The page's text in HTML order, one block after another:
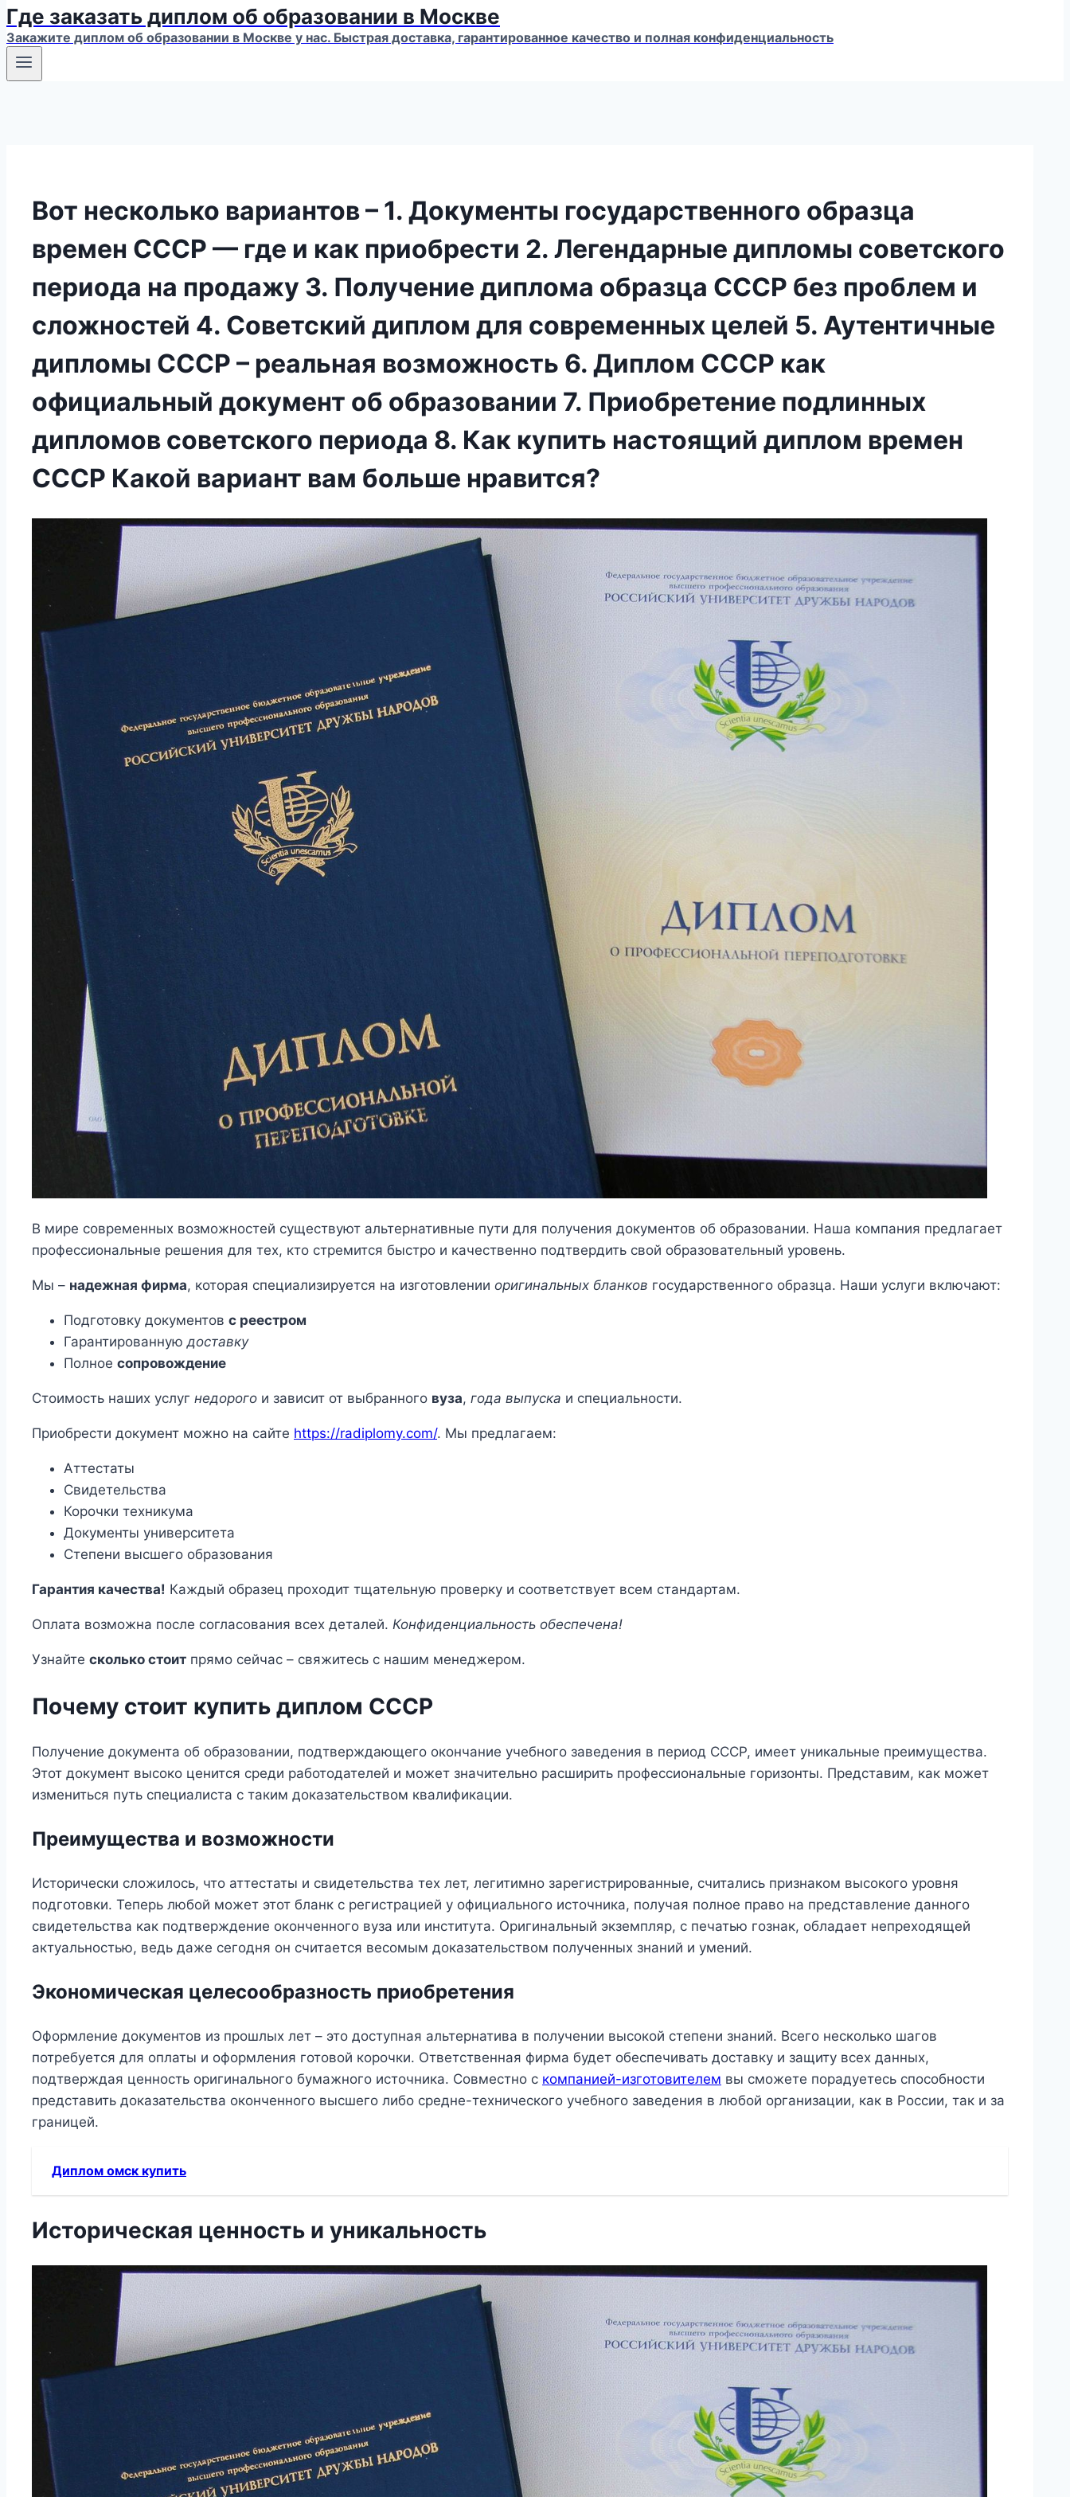
Где заказать диплом об образовании в Москве
Закажите диплом об образовании в Москве у нас. Быстрая доставка, гарантированное качество и полная конфиденциальность
Вот несколько вариантов – 1. Документы государственного образца
времен СССР — где и как приобрести 2. Легендарные дипломы советского
периода на продажу 3. Получение диплома образца СССР без проблем и
сложностей 4. Советский диплом для современных целей 5. Аутентичные
дипломы СССР – реальная возможность 6. Диплом СССР как
официальный документ об образовании 7. Приобретение подлинных
дипломов советского периода 8. Как купить настоящий диплом времен
СССР Какой вариант вам больше нравится?
В мире современных возможностей существуют альтернативные пути для получения документов об образовании. Наша компания предлагает
профессиональные решения для тех, кто стремится быстро и качественно подтвердить свой образовательный уровень.
Мы – надежная фирма, которая специализируется на изготовлении оригинальных бланков государственного образца. Наши услуги включают:
Подготовку документов с реестром
Гарантированнуюдоставку
Полное сопровождение
Стоимость наших услуг недорого и зависит от выбранного вуза, года выпуска и специальности.
Приобрести документ можно на сайте https://radiplomy.com/. Мы предлагаем:
Аттестаты
Свидетельства
Корочки техникума
Документы университета
Степени высшего образования
Гарантия качества! Каждый образец проходит тщательную проверку и соответствует всем стандартам.
Оплата возможна после согласования всех деталей. Конфиденциальность обеспечена!
Узнайте сколько стоит прямо сейчас – свяжитесь с нашим менеджером.
Почему стоит купить диплом СССР
Получение документа об образовании, подтверждающего окончание учебного заведения в период СССР, имеет уникальные преимущества.
Этот документ высоко ценится среди работодателей и может значительно расширить профессиональные горизонты. Представим, как может
измениться путь специалиста с таким доказательством квалификации.
Преимущества и возможности
Исторически сложилось, что аттестаты и свидетельства тех лет, легитимно зарегистрированные, считались признаком высокого уровня
подготовки. Теперь любой может этот бланк с регистрацией у официального источника, получая полное право на представление данного
свидетельства как подтверждение оконченного вуза или института. Оригинальный экземпляр, с печатью гознак, обладает непреходящей
актуальностью, ведь даже сегодня он считается весомым доказательством полученных знаний и умений.
Экономическая целесообразность приобретения
Оформление документов из прошлых лет – это доступная альтернатива в получении высокой степени знаний. Всего несколько шагов
потребуется для оплаты и оформления готовой корочки. Ответственная фирма будет обеспечивать доставку и защиту всех данных,
подтверждая ценность оригинального бумажного источника. Совместно с компанией-изготовителем вы сможете порадуетесь способности
представить доказательства оконченного высшего либо средне-технического учебного заведения в любой организации, как в России, так и за
границей.
Диплом омск купить
Историческая ценность и уникальность